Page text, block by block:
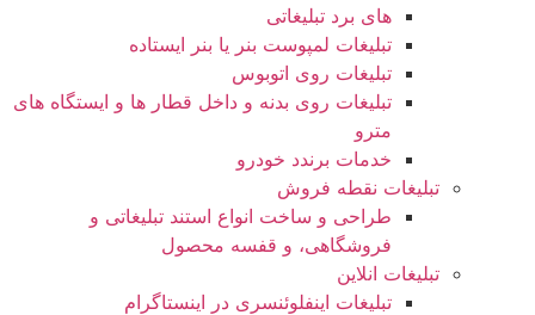
های برد تبلیغاتی
تبلیغات لمپوست بنر یا بنر ایستاده
تبلیغات روی اتوبوس
تبلیغات روی بدنه و داخل قطار ها و ایستگاه های
مترو
خدمات برندد خودرو
تبلیغات نقطه فروش
طراحی و ساخت انواع استند تبلیغاتی و
فروشگاهی، و قفسه محصول
تبلیغات انلاین
تبلیغات اینفلوئنسری در اینستاگرام